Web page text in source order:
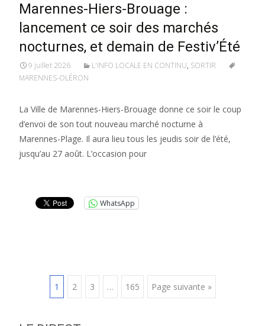
Marennes-Hiers-Brouage :
lancement ce soir des marchés
nocturnes, et demain de Festiv’Été
9 juillet 2026 L'INFO LOCALE EN CONTINU, SORTIR
MARENNES-OLÉRON
La Ville de Marennes-Hiers-Brouage donne ce soir le coup
d’envoi de son tout nouveau marché nocturne à
Marennes-Plage. Il aura lieu tous les jeudis soir de l’été,
jusqu’au 27 août. L’occasion pour
WhatsApp
Posts
1 2 3 … 165 Page suivante »